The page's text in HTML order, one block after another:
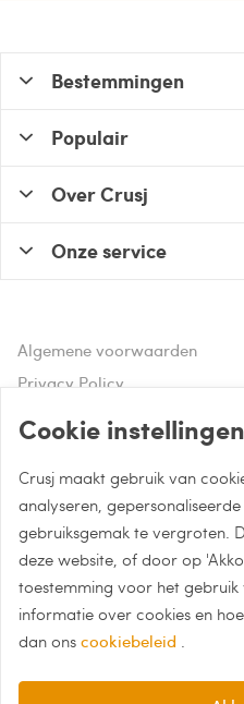
Hulp of advies nodig?
Bel naar 085 - 0043
Whatsapp met Crusj
info@crusj.com
Bestemmingen
Populair
Over Crusj
Onze service
Algemene voorwaarden
Privacy Policy
Cookie instellingen
Crusj maakt gebruik van
analyseren,
gebruiksgemak te vergroten.
deze website, of door op
toestemming voor het gebruik
informatie over cookies en
dan ons cookiebeleid .